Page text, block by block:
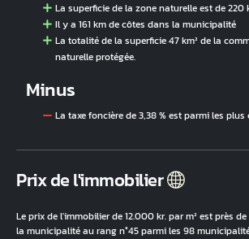
La superficie de la zone naturelle est de 220
Il y a 161 km de côtes dans la municipalité
La totalité de la superficie 47 km² de la
naturelle protégée.
Minus
La taxe foncière de 3,38 % est parmi les plus
Prix de l'immobilier
Le prix de l'immobilier de 12.000 kr. par m² est près
la municipalité au rang n°45 parmi les 98